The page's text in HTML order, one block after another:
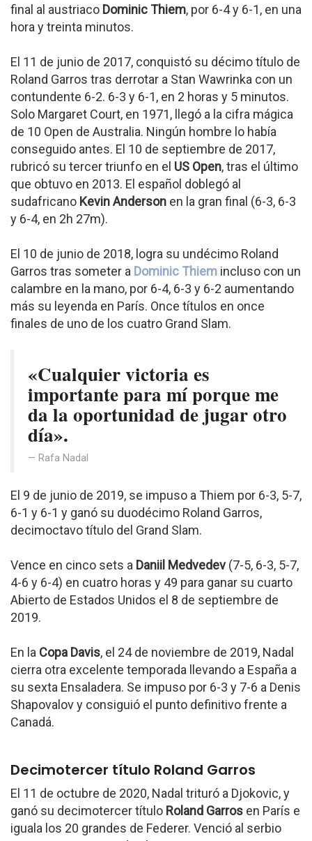
final al austriaco Dominic Thiem, por 6-4 y 6-1, en una
hora y treinta minutos.
El 11 de junio de 2017, conquistó su décimo título de
Roland Garros tras derrotar a Stan Wawrinka con un
contundente 6-2. 6-3 y 6-1, en 2 horas y 5 minutos.
Solo Margaret Court, en 1971, llegó a la cifra mágica
de 10 Open de Australia. Ningún hombre lo había
conseguido antes. El 10 de septiembre de 2017,
rubricó su tercer triunfo en el US Open, tras el último
que obtuvo en 2013. El español doblegó al
sudafricano Kevin Anderson en la gran final (6-3, 6-3
y 6-4, en 2h 27m).
El 10 de junio de 2018, logra su undécimo Roland
Garros tras someter a Dominic Thiem incluso con un
calambre en la mano, por 6-4, 6-3 y 6-2 aumentando
más su leyenda en París. Once títulos en once
finales de uno de los cuatro Grand Slam.
«Cualquier victoria es
importante para mí porque me
da la oportunidad de jugar otro
día».
Rafa Nadal
El 9 de junio de 2019, se impuso a Thiem por 6-3, 5-7,
6-1 y 6-1 y ganó su duodécimo Roland Garros,
decimoctavo título del Grand Slam.
Vence en cinco sets a Daniil Medvedev(7-5, 6-3, 5-7,
4-6 y 6-4) en cuatro horas y 49 para ganar su cuarto
Abierto de Estados Unidos el 8 de septiembre de
2019.
En la Copa Davis, el 24 de noviembre de 2019, Nadal
cierra otra excelente temporada llevando a España a
su sexta Ensaladera. Se impuso por 6-3 y 7-6 a Denis
Shapovalov y consiguió el punto definitivo frente a
Canadá.
Decimotercer título Roland Garros
El 11 de octubre de 2020, Nadal trituró a Djokovic, y
ganó su decimotercer título Roland Garros en París e
iguala los 20 grandes de Federer. Venció al serbio